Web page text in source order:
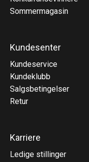
Sommermagasin
Kundesenter
Kundeservice
Kundeklubb
Salgsbetingelser
Retur
Karriere
Ledige stillinger